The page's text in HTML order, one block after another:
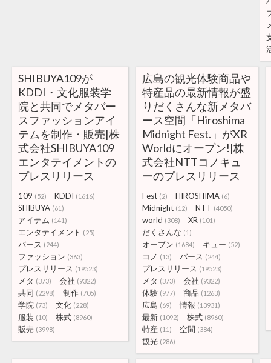
SHIBUYA109が
KDDI・文化服装学
院と共同でメタバー
スファッションアイ
テムを制作・販売|株
式会社SHIBUYA109
エンタテイメントの
プレスリリース
109 (52) KDDI (1616)
SHIBUYA (61)
アイテム (141)
エンタテイメント (25)
バース (244)
ファッション (363)
プレスリリース (19523)
メタ (373) 会社 (9322)
共同 (2298) 制作 (705)
学院 (73) 文化 (228)
服装 (10) 株式 (8960)
販売 (3998)
広島の観光体験商品や
特産品の最新情報が盛
りだくさんな新メタバ
ース空間「Hiroshima
Midnight Fest.」がXR
Worldにオープン!|株
式会社NTTコノキュ
ーのプレスリリース
Fest (2) HIROSHIMA (6)
Midnight (12) NTT (4050)
world (308) XR (101)
だくさんな (1)
オープン (1684) キュー (52)
コノ (13) バース (244)
プレスリリース (19523)
メタ (373) 会社 (9322)
体験 (977) 商品 (1263)
広島 (69) 情報 (13931)
最新 (1092) 株式 (8960)
特産 (11) 空間 (384)
観光 (286)